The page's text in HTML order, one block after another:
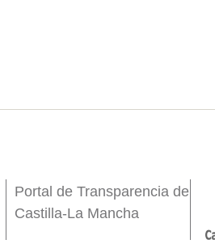
Portal de Transparencia de
Castilla-La Mancha